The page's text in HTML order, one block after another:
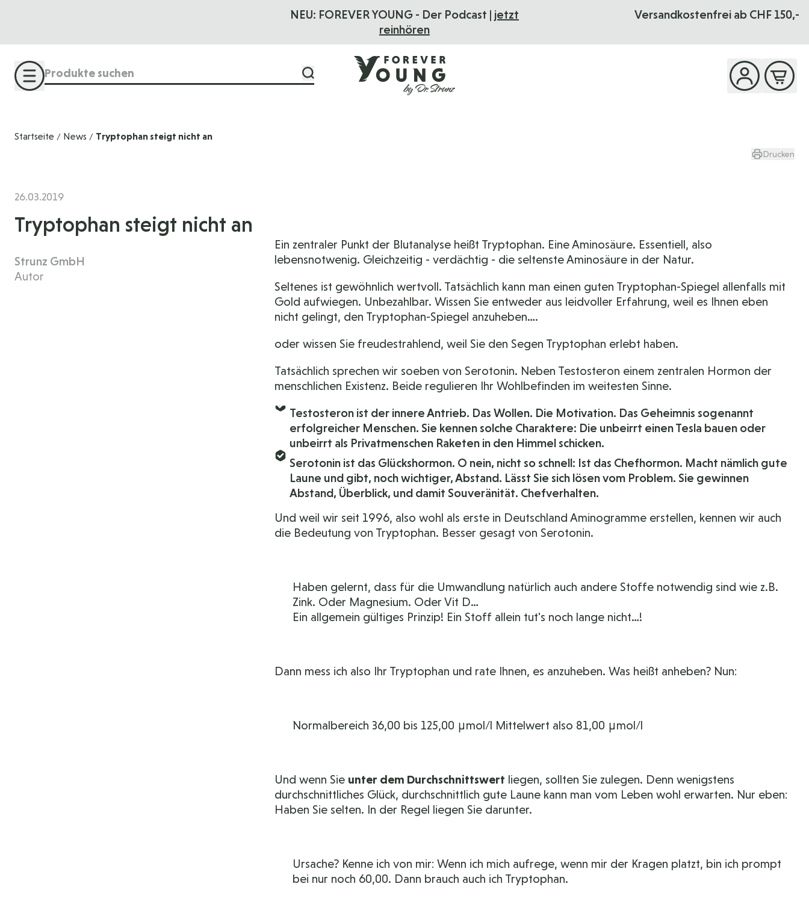
NEU: FOREVER YOUNG - Der Podcast | jetzt
reinhören
Versandkostenfrei ab CHF 150,-
Suche
Startseite / News / Tryptophan steigt nicht an
Drucken
26.03.2019
Tryptophan steigt nicht an
Strunz GmbH
Autor
Ein zentraler Punkt der Blutanalyse heißt Tryptophan. Eine Aminosäure. Essentiell, also
lebensnotwenig. Gleichzeitig - verdächtig - die seltenste Aminosäure in der Natur.
Seltenes ist gewöhnlich wertvoll. Tatsächlich kann man einen guten Tryptophan-Spiegel allenfalls mit
Gold aufwiegen. Unbezahlbar. Wissen Sie entweder aus leidvoller Erfahrung, weil es Ihnen eben
nicht gelingt, den Tryptophan-Spiegel anzuheben….
oder wissen Sie freudestrahlend, weil Sie den Segen Tryptophan erlebt haben.
Tatsächlich sprechen wir soeben von Serotonin. Neben Testosteron einem zentralen Hormon der
menschlichen Existenz. Beide regulieren Ihr Wohlbefinden im weitesten Sinne.
Testosteron ist der innere Antrieb. Das Wollen. Die Motivation. Das Geheimnis sogenannt
erfolgreicher Menschen. Sie kennen solche Charaktere: Die unbeirrt einen Tesla bauen oder
unbeirrt als Privatmenschen Raketen in den Himmel schicken.
Serotonin ist das Glückshormon. O nein, nicht so schnell: Ist das Chefhormon. Macht nämlich gute
Laune und gibt, noch wichtiger, Abstand. Lässt Sie sich lösen vom Problem. Sie gewinnen
Abstand, Überblick, und damit Souveränität. Chefverhalten.
Und weil wir seit 1996, also wohl als erste in Deutschland Aminogramme erstellen, kennen wir auch
die Bedeutung von Tryptophan. Besser gesagt von Serotonin.
Haben gelernt, dass für die Umwandlung natürlich auch andere Stoffe notwendig sind wie z.B.
Zink. Oder Magnesium. Oder Vit D…
Ein allgemein gültiges Prinzip! Ein Stoff allein tut's noch lange nicht…!
Dann mess ich also Ihr Tryptophan und rate Ihnen, es anzuheben. Was heißt anheben? Nun:
Normalbereich 36,00 bis 125,00 μmol/l Mittelwert also 81,00 μmol/l
Und wenn Sie unter dem Durchschnittswert liegen, sollten Sie zulegen. Denn wenigstens
durchschnittliches Glück, durchschnittlich gute Laune kann man vom Leben wohl erwarten. Nur eben:
Haben Sie selten. In der Regel liegen Sie darunter.
Ursache? Kenne ich von mir: Wenn ich mich aufrege, wenn mir der Kragen platzt, bin ich prompt
bei nur noch 60,00. Dann brauch auch ich Tryptophan.